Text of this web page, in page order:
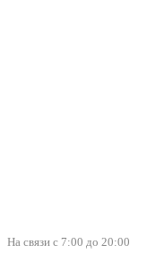
На связи с 7:00 до 20:00